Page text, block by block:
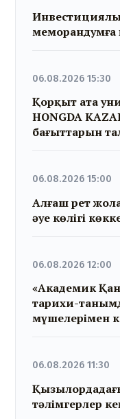
06.08.2026 15:30
Қорқыт ата
HONGDA
бағыттарын
06.08.2026 15:00
Алғаш рет
әуе көлігі
06.08.2026 12:00
«Академик
тарихи-
мүшелерімен
06.08.2026 11:30
тәлімгерлер